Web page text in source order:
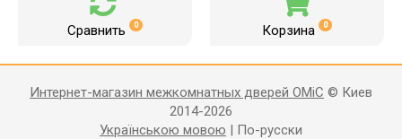
Сравнить 0 Корзина 0
Интернет-магазин межкомнатных дверей OMiC © Киев
2014-2026
Українською мовою | По-русски